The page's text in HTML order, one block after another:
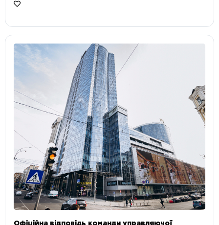
Офіційна відповідь команди управляючої